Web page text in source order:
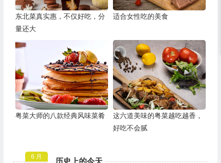
东北菜真实惠，不仅好吃，分
量还大
适合女性吃的美食
粤菜大师的八款经典风味菜肴
这六道美味的粤菜越吃越香，
好吃不会腻
6 月